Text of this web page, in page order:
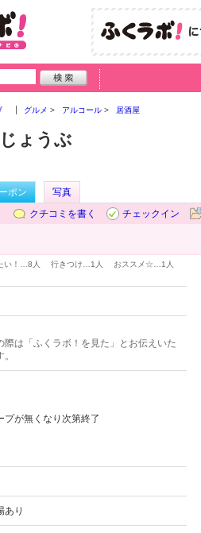
グルメ アルコール 居酒屋
ょうぶ
ポン
写真
クチコミを書く
チェックイン
い！… 8人 行きつけ… 1人 おススメ☆… 1人
は「ふくラボ！を見た」とお伝えいた
が無くなり次第終了
あり